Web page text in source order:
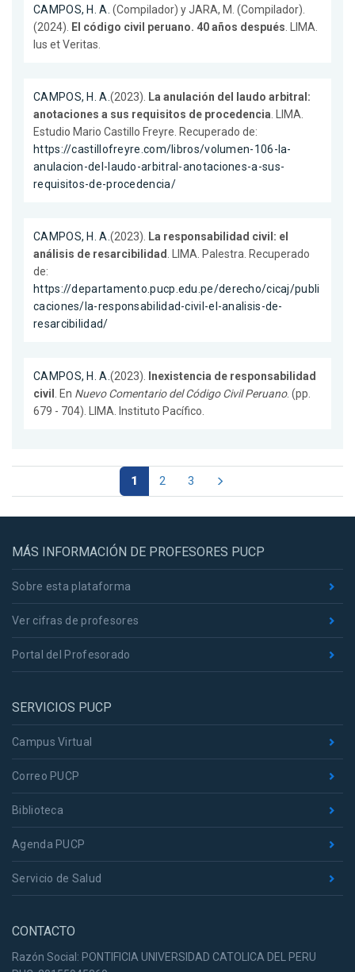
CAMPOS, H. A. (Compilador) y JARA, M. (Compilador).
(2024). El código civil peruano. 40 años después. LIMA.
Ius et Veritas.
CAMPOS, H. A.(2023). La anulación del laudo arbitral:
anotaciones a sus requisitos de procedencia. LIMA.
Estudio Mario Castillo Freyre. Recuperado de:
https://castillofreyre.com/libros/volumen-106-la-
anulacion-del-laudo-arbitral-anotaciones-a-sus-
requisitos-de-procedencia/
CAMPOS, H. A.(2023). La responsabilidad civil: el
análisis de resarcibilidad. LIMA. Palestra. Recuperado
de:
https://departamento.pucp.edu.pe/derecho/cicaj/publi
caciones/la-responsabilidad-civil-el-analisis-de-
resarcibilidad/
CAMPOS, H. A.(2023). Inexistencia de responsabilidad
civil . En Nuevo Comentario del Código Civil Peruano. (pp.
679 - 704). LIMA. Instituto Pacífico.
1 2 3
MÁS INFORMACIÓN DE PROFESORES PUCP
Sobre esta plataforma
Ver cifras de profesores
Portal del Profesorado
SERVICIOS PUCP
Campus Virtual
Correo PUCP
Biblioteca
Agenda PUCP
Servicio de Salud
CONTACTO
Razón Social: PONTIFICIA UNIVERSIDAD CATOLICA DEL PERU